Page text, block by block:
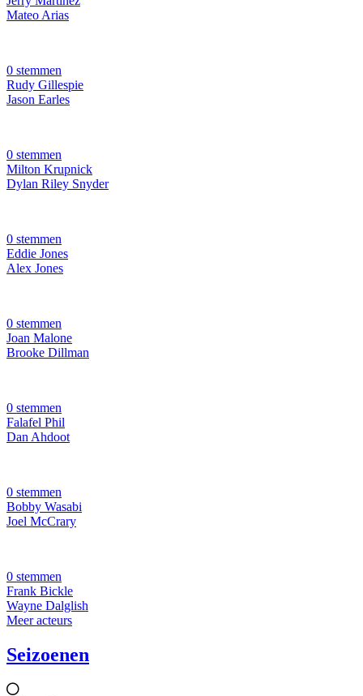
Mateo Arias
0 stemmen
Rudy Gillespie
Jason Earles
0 stemmen
Milton Krupnick
Dylan Riley Snyder
0 stemmen
Eddie Jones
Alex Jones
0 stemmen
Joan Malone
Brooke Dillman
0 stemmen
Falafel Phil
Dan Ahdoot
0 stemmen
Bobby Wasabi
Joel McCrary
0 stemmen
Frank Bickle
Wayne Dalglish
Meer acteurs
Seizoenen